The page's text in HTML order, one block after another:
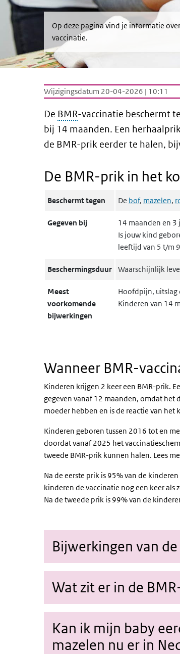
Op deze pagina vind je informatie
vaccinatie.
Wijzigingsdatum 20-04-2026 | 10:11
De BMR-vaccinatie beschermt
bij 14 maanden. Een
de BMR-prik eerder te halen,
De BMR-prik in het
Beschermt tegen De bof, mazelen,
Gegeven bij
14 maanden en 3
Is jouw kind
leeftijd van 5 t/m
Beschermingsduur Waarschijnlijk
Meest
voorkomende
bijwerkingen
Hoofdpijn, uitslag
Kinderen van 14
Wanneer BMR-
Kinderen krijgen 2 keer een BMR-prik.
gegeven vanaf 12 maanden, omdat het
moeder hebben en is de reactie van
Kinderen geboren tussen 2016 tot en
doordat vanaf 2025 het
tweede BMR-prik kunnen halen. Lees
Na de eerste prik is 95% van de
kinderen de vaccinatie nog een keer
Na de tweede prik is 99% van de
Bijwerkingen van
Wat zit er in de
Kan ik mijn baby
mazelen nu er in